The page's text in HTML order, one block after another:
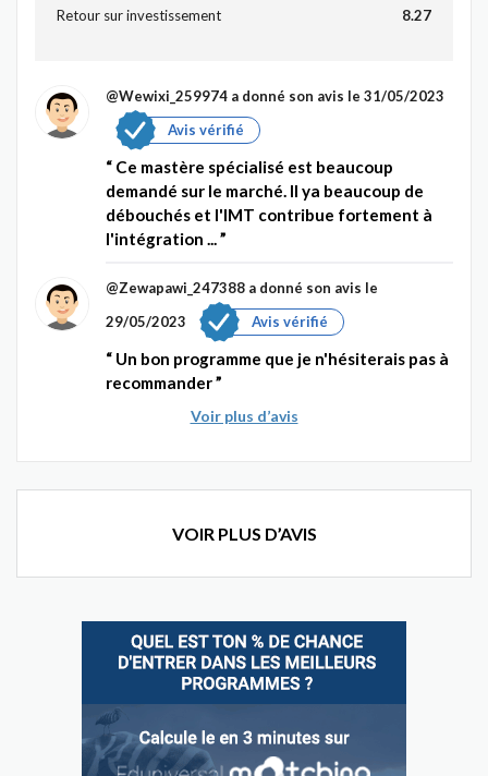
Retour sur investissement 8.27
@Wewixi_259974 a donné son avis le 31/05/2023
Avis vérifié
Ce mastère spécialisé est beaucoup
demandé sur le marché. Il ya beaucoup de
débouchés et l'IMT contribue fortement à
l'intégration ...
@Zewapawi_247388 a donné son avis le
29/05/2023
Avis vérifié
Un bon programme que je n'hésiterais pas à
recommander
Voir plus d’avis
VOIR PLUS D’AVIS